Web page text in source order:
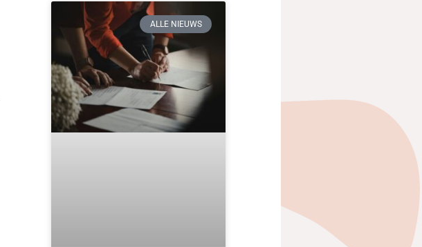
ALLE NIEUWS